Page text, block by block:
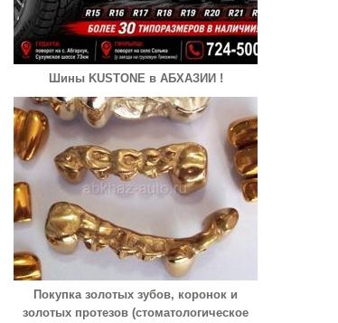
Шины KUSTONE в АБХАЗИИ !
Покупка золотых зубов, коронок и
золотых протезов (стоматологическое